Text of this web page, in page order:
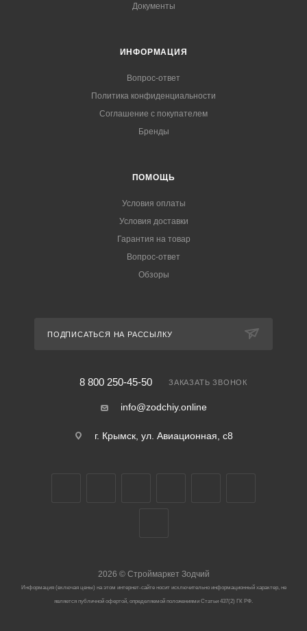
Документы
ИНФОРМАЦИЯ
Вопрос-ответ
Политика конфиденциальности
Соглашение с покупателем
Бренды
ПОМОЩЬ
Условия оплаты
Условия доставки
Гарантия на товар
Вопрос-ответ
Обзоры
ПОДПИСАТЬСЯ НА РАССЫЛКУ
8 800 250-45-50 ЗАКАЗАТЬ ЗВОНОК
info@zodchiy.online
г. Крымск, ул. Авиационная, с8
2026 ©Строймаркет Зодчий
Информация (включая цены) на этом интернет-сайте носит исключительно информационный характер, не
является публичной офертой, определяемой положениями Статьи 437(2) ГК РФ.